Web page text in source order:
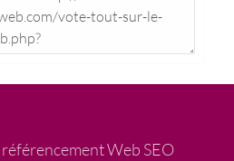
Web SEO